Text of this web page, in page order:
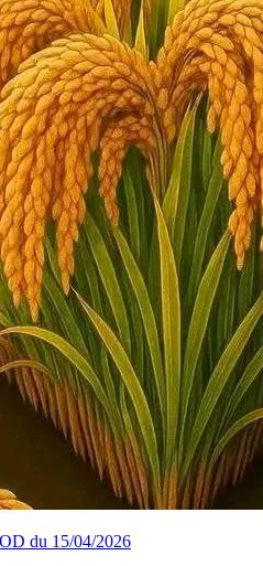
du 15/04/2026